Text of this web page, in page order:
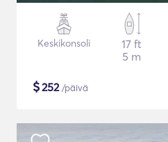
Keskikonsoli
17 ft
5 m
$252/päivä